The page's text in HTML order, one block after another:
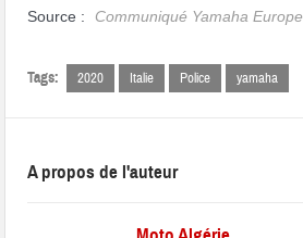
Source : Communiqué Yamaha Europe
Tags: 2020 Italie Police yamaha
A propos de l'auteur